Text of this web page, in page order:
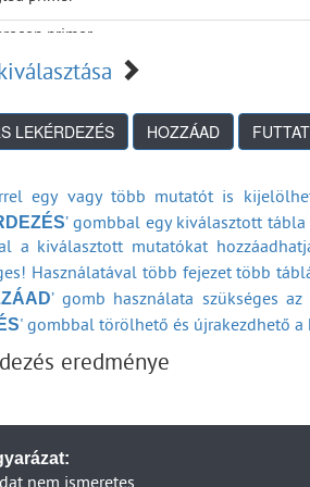
primer
primer
primer
primer
primer
primer
primer
primer
primer
primer
primer
egy vagy több mutatót is
’ gombbal egy kiválasztott
a kiválasztott mutatókat
Használatával több fejezet több
’ gomb használata szükséges az
' gombbal törölhető és újrakezdhető a
eredménye